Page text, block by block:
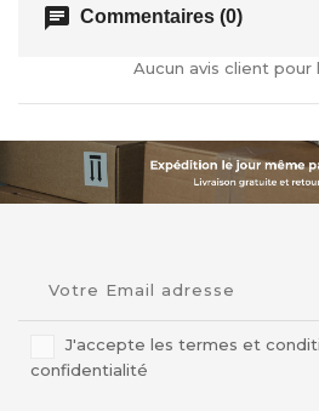
chat Commentaires (0)
Aucun avis client pour
J'accepte les termes et
confidentialité